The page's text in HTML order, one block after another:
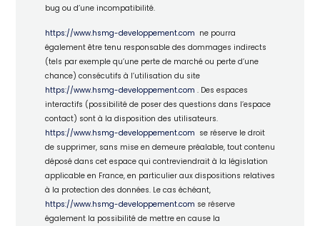
bug ou d’une incompatibilité.
https://www.hsmg-developpement.com ne pourra
également être tenu responsable des dommages indirects
(tels par exemple qu’une perte de marché ou perte d’une
chance) consécutifs à l’utilisation du site
https://www.hsmg-developpement.com . Des espaces
interactifs (possibilité de poser des questions dans l’espace
contact) sont à la disposition des utilisateurs.
https://www.hsmg-developpement.com se réserve le droit
de supprimer, sans mise en demeure préalable, tout contenu
déposé dans cet espace qui contreviendrait à la législation
applicable en France, en particulier aux dispositions relatives
à la protection des données. Le cas échéant,
https://www.hsmg-developpement.com se réserve
également la possibilité de mettre en cause la